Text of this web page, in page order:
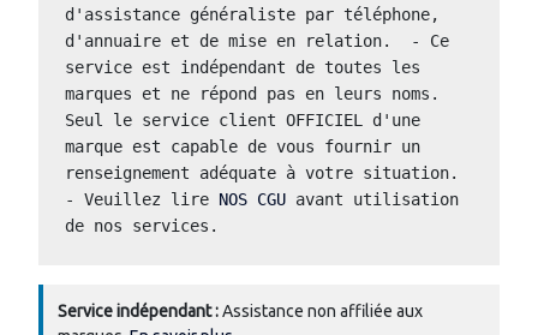
d'assistance généraliste par téléphone,
d'annuaire et de mise en relation.  - Ce
service est indépendant de toutes les
marques et ne répond pas en leurs noms.
Seul le service client OFFICIEL d'une
marque est capable de vous fournir un
renseignement adéquate à votre situation.
- Veuillez lire NOS CGU avant utilisation
de nos services.
Service indépendant :Assistance non affiliée aux